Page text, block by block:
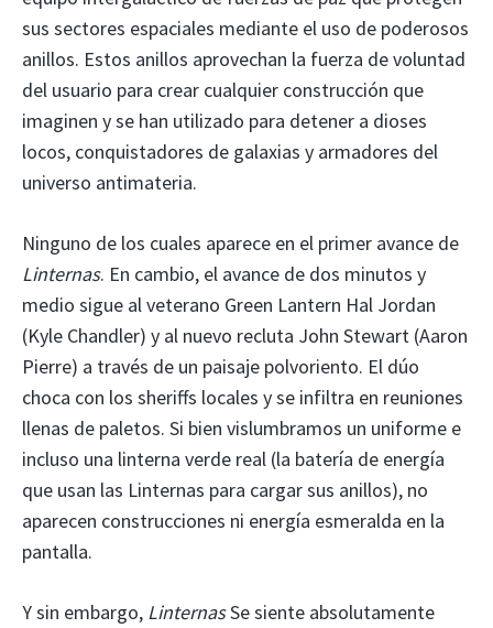
sus sectores espaciales mediante el uso de poderosos
anillos. Estos anillos aprovechan la fuerza de voluntad
del usuario para crear cualquier construcción que
imaginen y se han utilizado para detener a dioses
locos, conquistadores de galaxias y armadores del
universo antimateria.
Ninguno de los cuales aparece en el primer avance de
Linternas. En cambio, el avance de dos minutos y
medio sigue al veterano Green Lantern Hal Jordan
(Kyle Chandler) y al nuevo recluta John Stewart (Aaron
Pierre) a través de un paisaje polvoriento. El dúo
choca con los sheriffs locales y se infiltra en reuniones
llenas de paletos. Si bien vislumbramos un uniforme e
incluso una linterna verde real (la batería de energía
que usan las Linternas para cargar sus anillos), no
aparecen construcciones ni energía esmeralda en la
pantalla.
Y sin embargo, LinternasSe siente absolutamente